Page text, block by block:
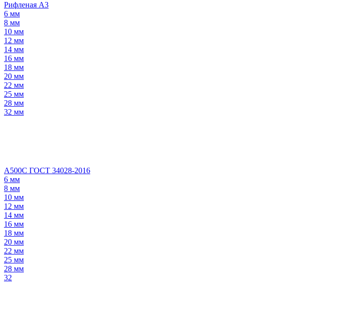
Рифленая А3
6 мм
8 мм
10 мм
12 мм
14 мм
16 мм
18 мм
20 мм
22 мм
25 мм
28 мм
32 мм
А500С ГОСТ 34028-2016
6 мм
8 мм
10 мм
12 мм
14 мм
16 мм
18 мм
20 мм
22 мм
25 мм
28 мм
32